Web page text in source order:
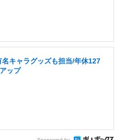
キャラグッズも担当/年休127
ップ